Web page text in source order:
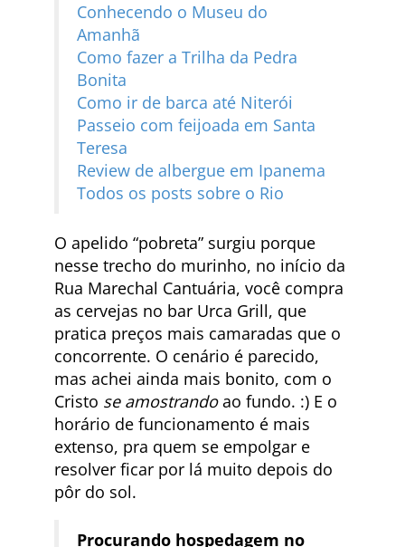
Conhecendo o Museu do
Amanhã
Como fazer a Trilha da Pedra
Bonita
Como ir de barca até Niterói
Passeio com feijoada em Santa
Teresa
Review de albergue em Ipanema
Todos os posts sobre o Rio
O apelido “pobreta” surgiu porque
nesse trecho do murinho, no início da
Rua Marechal Cantuária, você compra
as cervejas no bar Urca Grill, que
pratica preços mais camaradas que o
concorrente. O cenário é parecido,
mas achei ainda mais bonito, com o
Cristo se amostrandoao fundo. :) E o
horário de funcionamento é mais
extenso, pra quem se empolgar e
resolver ficar por lá muito depois do
pôr do sol.
Procurando hospedagem no